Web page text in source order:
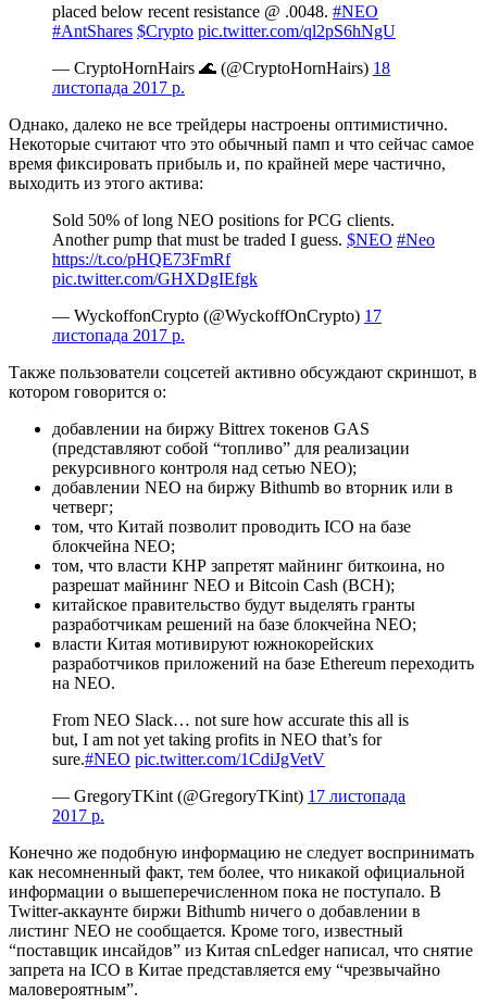
placed below recent resistance @ .0048. #NEO
#AntShares $Crypto pic.twitter.com/ql2pS6hNgU
— CryptoHornHairs 🌊 (@CryptoHornHairs) 18
листопада 2017 р.
Однако, далеко не все трейдеры настроены оптимистично.
Некоторые считают что это обычный памп и что сейчас самое
время фиксировать прибыль и, по крайней мере частично,
выходить из этого актива:
Sold 50% of long NEO positions for PCG clients.
Another pump that must be traded I guess. $NEO #Neo
https://t.co/pHQE73FmRf
pic.twitter.com/GHXDgIEfgk
— WyckoffonCrypto (@WyckoffOnCrypto) 17
листопада 2017 р.
Также пользователи соцсетей активно обсуждают скриншот, в
котором говорится о:
добавлении на биржу Bittrex токенов GAS
(представляют собой “топливо” для реализации
рекурсивного контроля над сетью NEO);
добавлении NEO на биржу Bithumb во вторник или в
четверг;
том, что Китай позволит проводить ICO на базе
блокчейна NEO;
том, что власти КНР запретят майнинг биткоина, но
разрешат майнинг NEO и Bitcoin Cash (BCH);
китайское правительство будут выделять гранты
разработчикам решений на базе блокчейна NEO;
власти Китая мотивируют южнокорейских
разработчиков приложений на базе Ethereum переходить
на NEO.
From NEO Slack… not sure how accurate this all is
but, I am not yet taking profits in NEO that’s for
sure.#NEO pic.twitter.com/1CdiJgVetV
— GregoryTKint (@GregoryTKint) 17 листопада
2017 р.
Конечно же подобную информацию не следует воспринимать
как несомненный факт, тем более, что никакой официальной
информации о вышеперечисленном пока не поступало. В
Twitter-аккаунте биржи Bithumb ничего о добавлении в
листинг NEO не сообщается. Кроме того, известный
“поставщик инсайдов” из Китая cnLedger написал, что снятие
запрета на ICO в Китае представляется ему “чрезвычайно
маловероятным”.